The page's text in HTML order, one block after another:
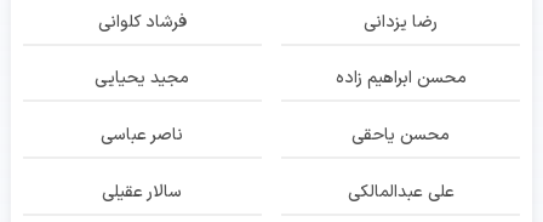
رضا یزدانی فرشاد کلوانی
محسن ابراهیم زاده مجید یحیایی
محسن یاحقی ناصر عباسی
علی عبدالمالکی سالار عقیلی